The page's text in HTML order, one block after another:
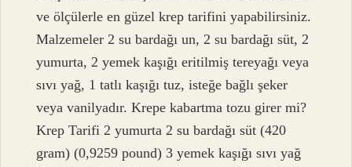
ve ölçülerle en güzel krep tarifini yapabilirsiniz.
Malzemeler 2 su bardağı un, 2 su bardağı süt, 2
yumurta, 2 yemek kaşığı eritilmiş tereyağı veya
sıvı yağ, 1 tatlı kaşığı tuz, isteğe bağlı şeker
veya vanilyadır. Krepe kabartma tozu girer mi?
Krep Tarifi 2 yumurta 2 su bardağı süt (420
gram) (0,9259 pound) 3 yemek kaşığı sıvı yağ